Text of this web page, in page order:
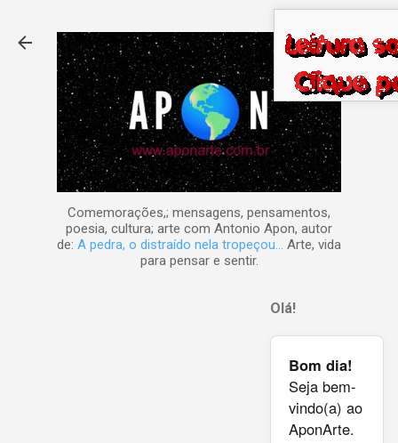
Comemorações,; mensagens, pensamentos,
poesia, cultura; arte com Antonio Apon, autor
de: A pedra, o distraído nela tropeçou... Arte, vida
para pensar e sentir.
Olá!
Bom dia!
Seja bem-
vindo(a) ao
AponArte.